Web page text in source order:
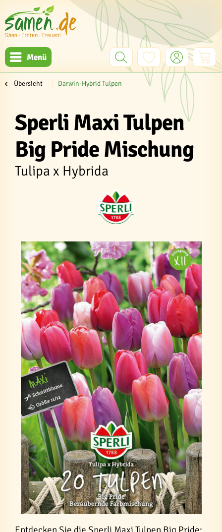
Menü
Übersicht Darwin-Hybrid Tulpen
Sperli Maxi Tulpen
Big Pride Mischung
Tulipa x Hybrida